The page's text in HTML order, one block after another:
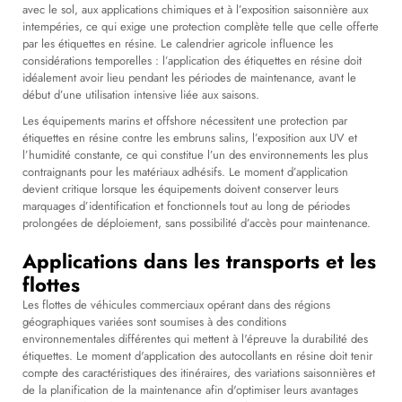
avec le sol, aux applications chimiques et à l’exposition saisonnière aux
intempéries, ce qui exige une protection complète telle que celle offerte
par les étiquettes en résine. Le calendrier agricole influence les
considérations temporelles : l’application des étiquettes en résine doit
idéalement avoir lieu pendant les périodes de maintenance, avant le
début d’une utilisation intensive liée aux saisons.
Les équipements marins et offshore nécessitent une protection par
étiquettes en résine contre les embruns salins, l’exposition aux UV et
l’humidité constante, ce qui constitue l’un des environnements les plus
contraignants pour les matériaux adhésifs. Le moment d’application
devient critique lorsque les équipements doivent conserver leurs
marquages d’identification et fonctionnels tout au long de périodes
prolongées de déploiement, sans possibilité d’accès pour maintenance.
Applications dans les transports et les
flottes
Les flottes de véhicules commerciaux opérant dans des régions
géographiques variées sont soumises à des conditions
environnementales différentes qui mettent à l'épreuve la durabilité des
étiquettes. Le moment d'application des autocollants en résine doit tenir
compte des caractéristiques des itinéraires, des variations saisonnières et
de la planification de la maintenance afin d'optimiser leurs avantages